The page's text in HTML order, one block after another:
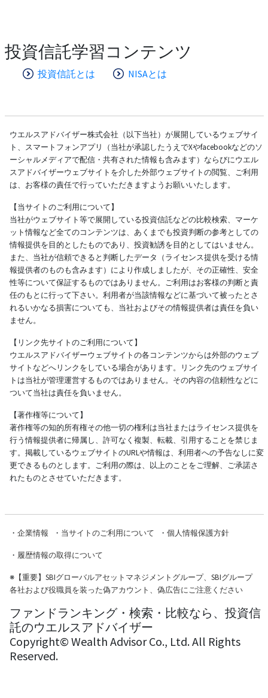
投資信託学習コンテンツ
投資信託とは NISAとは
ウエルスアドバイザー株式会社（以下当社）が展開しているウェブサイ
ト、スマートフォンアプリ（当社が承認したうえでXやfacebookなどのソ
ーシャルメディアで配信・共有された情報も含みます）ならびにウエル
スアドバイザーウェブサイトを介した外部ウェブサイトの閲覧、ご利用
は、お客様の責任で行っていただきますようお願いいたします。
【当サイトのご利用について】
当社がウェブサイト等で展開している投資信託などの比較検索、マーケ
ット情報など全てのコンテンツは、あくまでも投資判断の参考としての
情報提供を目的としたものであり、投資勧誘を目的としてはいません。
また、当社が信頼できると判断したデータ（ライセンス提供を受ける情
報提供者のものも含みます）により作成しましたが、その正確性、安全
性等について保証するものではありません。ご利用はお客様の判断と責
任のもとに行って下さい。利用者が当該情報などに基づいて被ったとさ
れるいかなる損害についても、当社およびその情報提供者は責任を負い
ません。
【リンク先サイトのご利用について】
ウエルスアドバイザーウェブサイトの各コンテンツからは外部のウェブ
サイトなどへリンクをしている場合があります。リンク先のウェブサイ
トは当社が管理運営するものではありません。その内容の信頼性などに
ついて当社は責任を負いません。
【著作権等について】
著作権等の知的所有権その他一切の権利は当社またはライセンス提供を
行う情報提供者に帰属し、許可なく複製、転載、引用することを禁じま
す。掲載しているウェブサイトのURLや情報は、利用者への予告なしに変
更できるものとします。ご利用の際は、以上のことをご理解、ご承諾さ
れたものとさせていただきます。
・ 企業情報 ・ 当サイトのご利用について ・ 個人情報保護方針
・ 履歴情報の取得について
※【重要】SBIグローバルアセットマネジメントグループ、SBIグループ
各社および役職員を装った偽アカウント、偽広告にご注意ください
ファンドランキング・検索・比較なら、投資信
託のウエルスアドバイザー
Copyright© Wealth Advisor Co., Ltd. All Rights
Reserved.